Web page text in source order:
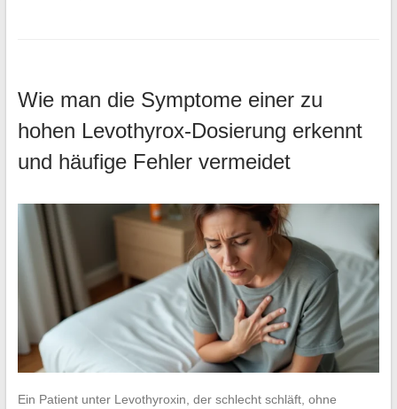
Wie man die Symptome einer zu
hohen Levothyrox-Dosierung erkennt
und häufige Fehler vermeidet
Ein Patient unter Levothyroxin, der schlecht schläft, ohne